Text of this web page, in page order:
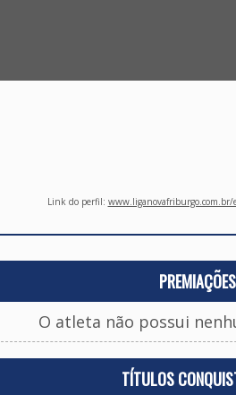
Link do perfil: www.liganovafriburgo.com.br/
PREMIAÇÕES
O atleta não possui
TÍTULOS